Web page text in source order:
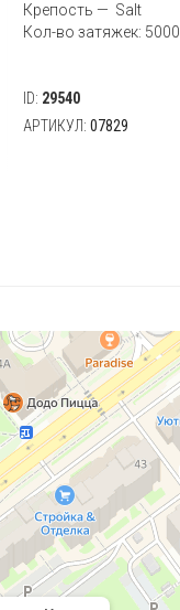
Крепость — Salt
Кол-во затяжек: 5000
ID: 29540
АРТИКУЛ:07829